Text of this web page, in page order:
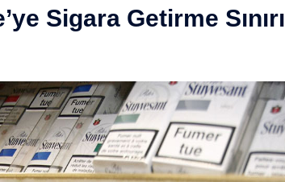
Sigara Getirme Sınırı